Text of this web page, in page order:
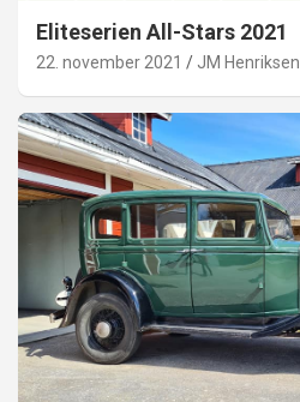
Eliteserien All-Stars 2021
22. november 2021 JM Henriksen